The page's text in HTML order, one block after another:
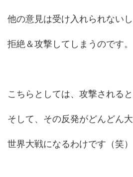
他の意見は受け入れられないし
拒絶＆攻撃してしまうのです。
こちらとしては、攻撃される
そして、その反発がどんどん
世界大戦になるわけです（笑）